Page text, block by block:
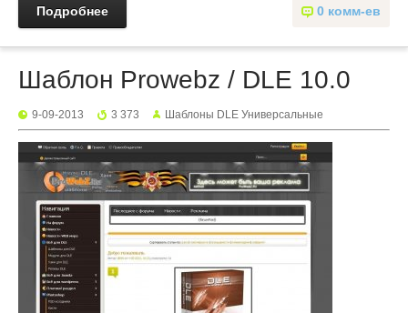
0 комм-ев
Подробнее
Шаблон Prowebz / DLE 10.0
9-09-2013 3 373 Шаблоны DLE Универсальные